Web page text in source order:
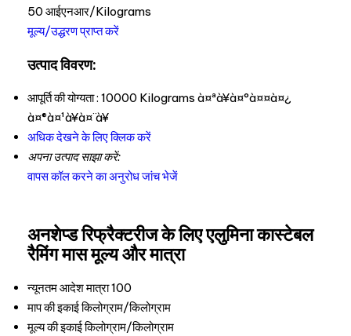
50 आईएनआर/Kilograms
मूल्य/उद्धरण प्राप्त करें
उत्पाद विवरण:
आपूर्ति की योग्यता : 10000 Kilograms à¤ªà¥à¤°à¤¤à¤¿
à¤®à¤¹à¥à¤¨à¥
अधिक देखने के लिए क्लिक करें
अपना उत्पाद साझा करें:
वापस कॉल करने का अनुरोधजांच भेजें
अनशेप्ड रिफ्रैक्टरीज के लिए एलुमिना कास्टेबल
रैमिंग मास मूल्य और मात्रा
न्यूनतम आदेश मात्रा100
माप की इकाईकिलोग्राम/किलोग्राम
मूल्य की इकाईकिलोग्राम/किलोग्राम